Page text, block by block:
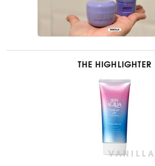
THE HIGHLIGHTER